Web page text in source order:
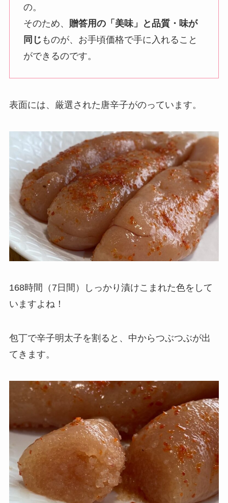
の。
そのため、 贈答用の「美味」と品質・味が
同じ ものが、お手頃価格で手に入れること
ができるのです。
表面には、厳選された唐辛子がのっています。
168時間（7日間）しっかり漬けこまれた色をして
いますよね！
包丁で辛子明太子を割ると、中からつぶつぶが出
てきます。